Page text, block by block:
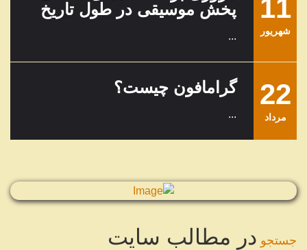
11
شهریور
پخش موسیقی در طول تاریخ
...
22
مرداد
گرامافون چیست؟
...
جستجو در مطالب سایت